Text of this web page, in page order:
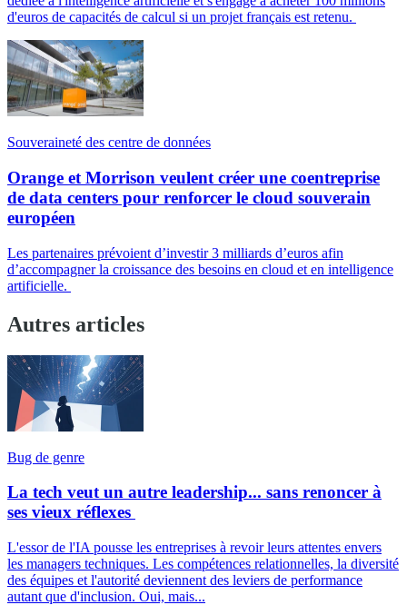
d'euros de capacités de calcul si un projet français est retenu.
Souveraineté des centre de données
Orange et Morrison veulent créer une coentreprise
de data centers pour renforcer le cloud souverain
européen
Les partenaires prévoient d’investir 3 milliards d’euros afin
d’accompagner la croissance des besoins en cloud et en intelligence
artificielle.
Autres articles
Bug de genre
La tech veut un autre leadership... sans renoncer à
ses vieux réflexes
L'essor de l'IA pousse les entreprises à revoir leurs attentes envers
les managers techniques. Les compétences relationnelles, la diversité
des équipes et l'autorité deviennent des leviers de performance
autant que d'inclusion. Oui, mais...